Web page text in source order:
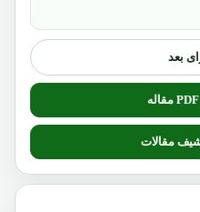
بعد
مقالات